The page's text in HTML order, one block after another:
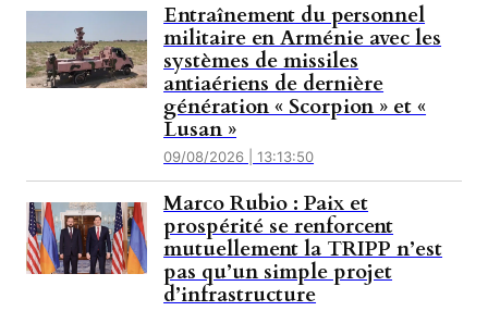
Entraînement du personnel
militaire en Arménie avec les
systèmes de missiles
antiaériens de dernière
génération « Scorpion » et «
Lusan »
09/08/2026 | 13:13:50
Marco Rubio : Paix et
prospérité se renforcent
mutuellement la TRIPP n’est
pas qu’un simple projet
d’infrastructure